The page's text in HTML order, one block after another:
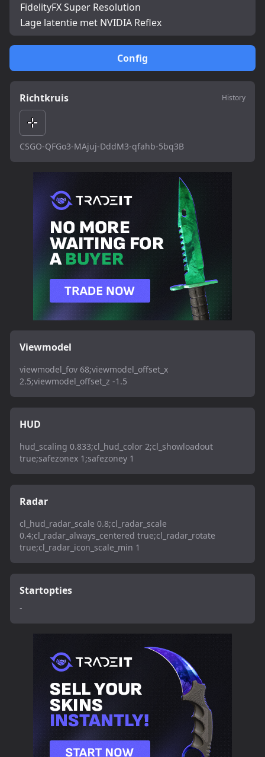
Config
Richtkruis History
CSGO-QFGo3-MAjuj-DddM3-qfahb-5bq3B
Viewmodel
viewmodel_fov 68;viewmodel_offset_x
2.5;viewmodel_offset_z -1.5
HUD
hud_scaling 0.833;cl_hud_color 2;cl_showloadout
true;safezonex 1;safezoney 1
Radar
cl_hud_radar_scale 0.8;cl_radar_scale
0.4;cl_radar_always_centered true;cl_radar_rotate
true;cl_radar_icon_scale_min 1
Startopties
-
FidelityFX Super Resolution
Lage latentie met NVIDIA Reflex